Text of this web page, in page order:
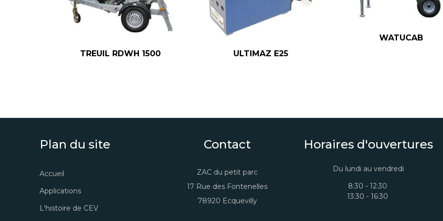
TREUIL RDWH 1500 ULTIMAZ E25
WATUCAB
Plan du site
Accueil
Applications
L'histoire de CEV
Contact
ZAC du petit parc
17 Rue des Fontenelles
78920 Ecquevilly
Horaires d'ouvertures
Du lundi au vendredi
8:30 - 12:30
13:30 - 16:30